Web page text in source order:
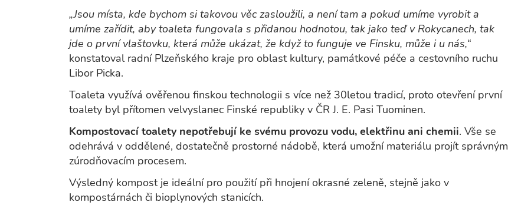
„Jsou místa, kde bychom si takovou věc zasloužili, a není tam a pokud umíme vyrobit a
umíme zařídit, aby toaleta fungovala s přidanou hodnotou, tak jako teď v Rokycanech, tak
jde o první vlaštovku, která může ukázat, že když to funguje ve Finsku, může i u nás,“
konstatoval radní Plzeňského kraje pro oblast kultury, památkové péče a cestovního ruchu
Libor Picka.
Toaleta využívá ověřenou finskou technologii s více než 30letou tradicí, proto otevření první
toalety byl přítomen velvyslanec Finské republiky v ČR J. E. Pasi Tuominen.
Kompostovací toalety nepotřebují ke svému provozu vodu, elektřinu ani chemii. Vše se
odehrává v oddělené, dostatečně prostorné nádobě, která umožní materiálu projít správným
zúrodňovacím procesem.
Výsledný kompost je ideální pro použití při hnojení okrasné zeleně, stejně jako v
kompostárnách či bioplynových stanicích.